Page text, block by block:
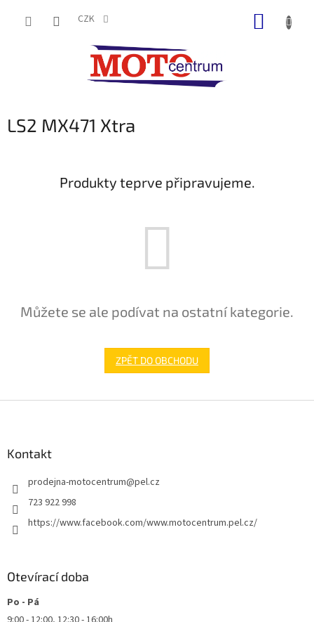
CZK
LS2 MX471 Xtra
Produkty teprve připravujeme.
Můžete se ale podívat na ostatní kategorie.
ZPĚT DO OBCHODU
Kontakt
prodejna-motocentrum@pel.cz
723 922 998
https://www.facebook.com/www.motocentrum.pel.cz/
Otevírací doba
Po - Pá